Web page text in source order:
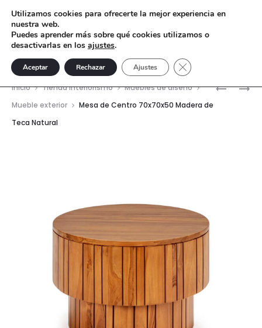
SILLÓN
MESA
Inicio Tienda interiorismo
Muebles de diseño
Mueble exterior
Mesa de Centro 70x70x50 Madera de
Teca Natural
Utilizamos cookies para ofrecerte la mejor experiencia en
nuestra web.
Puedes aprender más sobre qué cookies utilizamos o
desactivarlas en los ajustes.
Aceptar Rechazar Ajustes Cerrar el banner de